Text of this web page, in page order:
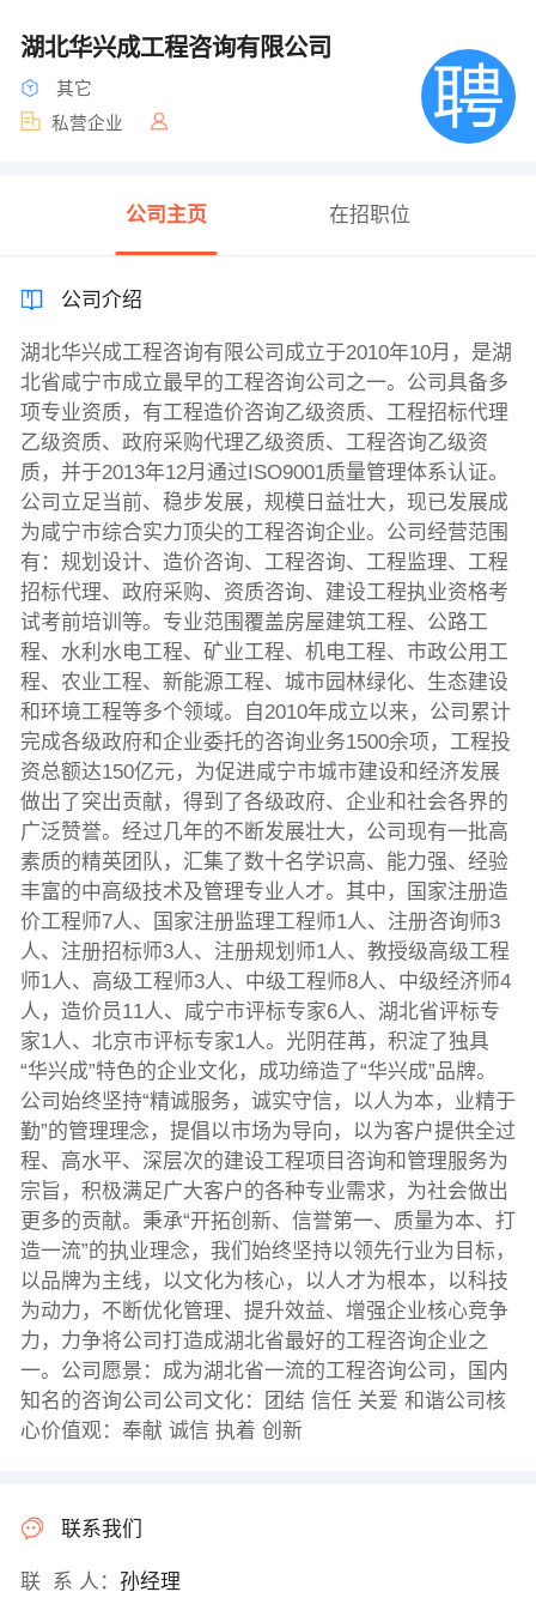
湖北华兴成工程咨询有限公司
其它
私营企业
公司主页 在招职位
公司介绍
湖北华兴成工程咨询有限公司成立于2010年10月，是湖
北省咸宁市成立最早的工程咨询公司之一。公司具备多
项专业资质，有工程造价咨询乙级资质、工程招标代理
乙级资质、政府采购代理乙级资质、工程咨询乙级资
质，并于2013年12月通过ISO9001质量管理体系认证。
公司立足当前、稳步发展，规模日益壮大，现已发展成
为咸宁市综合实力顶尖的工程咨询企业。公司经营范围
有：规划设计、造价咨询、工程咨询、工程监理、工程
招标代理、政府采购、资质咨询、建设工程执业资格考
试考前培训等。专业范围覆盖房屋建筑工程、公路工
程、水利水电工程、矿业工程、机电工程、市政公用工
程、农业工程、新能源工程、城市园林绿化、生态建设
和环境工程等多个领域。自2010年成立以来，公司累计
完成各级政府和企业委托的咨询业务1500余项，工程投
资总额达150亿元，为促进咸宁市城市建设和经济发展
做出了突出贡献，得到了各级政府、企业和社会各界的
广泛赞誉。经过几年的不断发展壮大，公司现有一批高
素质的精英团队，汇集了数十名学识高、能力强、经验
丰富的中高级技术及管理专业人才。其中，国家注册造
价工程师7人、国家注册监理工程师1人、注册咨询师3
人、注册招标师3人、注册规划师1人、教授级高级工程
师1人、高级工程师3人、中级工程师8人、中级经济师4
人，造价员11人、咸宁市评标专家6人、湖北省评标专
家1人、北京市评标专家1人。光阴荏苒，积淀了独具
“华兴成”特色的企业文化，成功缔造了“华兴成”品牌。
公司始终坚持“精诚服务，诚实守信，以人为本，业精于
勤”的管理理念，提倡以市场为导向，以为客户提供全过
程、高水平、深层次的建设工程项目咨询和管理服务为
宗旨，积极满足广大客户的各种专业需求，为社会做出
更多的贡献。秉承“开拓创新、信誉第一、质量为本、打
造一流”的执业理念，我们始终坚持以领先行业为目标，
以品牌为主线，以文化为核心，以人才为根本，以科技
为动力，不断优化管理、提升效益、增强企业核心竞争
力，力争将公司打造成湖北省最好的工程咨询企业之
一。公司愿景：成为湖北省一流的工程咨询公司，国内
知名的咨询公司公司文化：团结 信任 关爱 和谐公司核
心价值观：奉献 诚信 执着 创新
联系我们
联 系 人： 孙经理